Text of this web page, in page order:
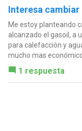
Interesa
Me estoy planteando
alcanzado el gasoil, a
para calefacción y
mucho mas
1 respuesta